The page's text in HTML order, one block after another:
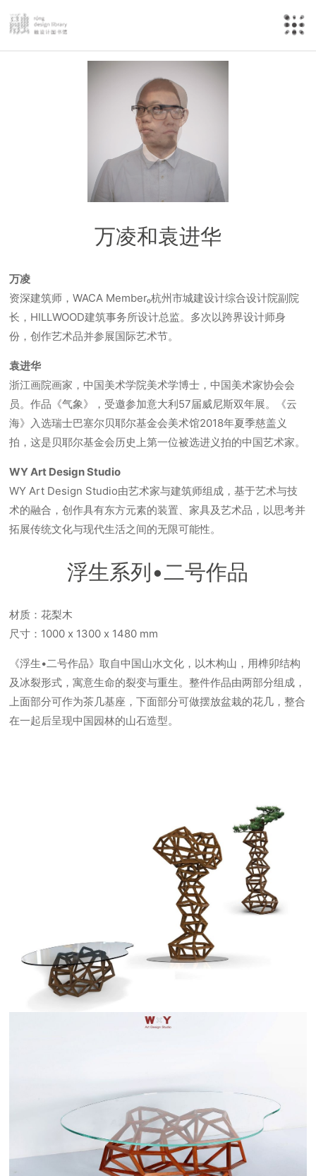
万凌和袁进华
万凌
资深建筑师，WACA Memberₒ杭州市城建设计综合设计院副院
长，HILLWOOD建筑事务所设计总监。多次以跨界设计师身
份，创作艺术品并参展国际艺术节。
袁进华
浙江画院画家，中国美术学院美术学博士，中国美术家协会会
员。作品《气象》，受邀参加意大利57届威尼斯双年展。《云
海》入选瑞士巴塞尔贝耶尔基金会美术馆2018年夏季慈盖义
拍，这是贝耶尔基金会历史上第一位被选进义拍的中国艺术家。
WY Art Design Studio
WY Art Design Studio由艺术家与建筑师组成，基于艺术与技
术的融合，创作具有东方元素的装置、家具及艺术品，以思考并
拓展传统文化与现代生活之间的无限可能性。
浮生系列•二号作品
材质：花梨木
尺寸：1000 x 1300 x 1480 mm
《浮生•二号作品》取自中国山水文化，以木构山，用榫卯结构
及冰裂形式，寓意生命的裂变与重生。整件作品由两部分组成，
上面部分可作为茶几基座，下面部分可做摆放盆栽的花几，整合
在一起后呈现中国园林的山石造型。